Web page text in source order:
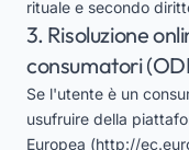
rituale e secondo
3. Risoluzione
consumatori
Se l'utente è un
usufruire della
Europea (http://